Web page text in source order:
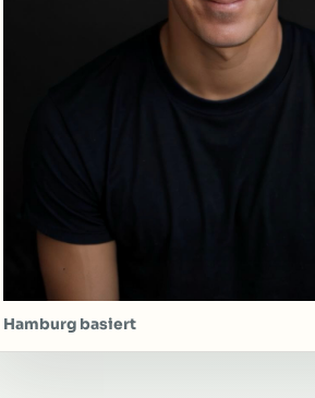
Hamburg basiert